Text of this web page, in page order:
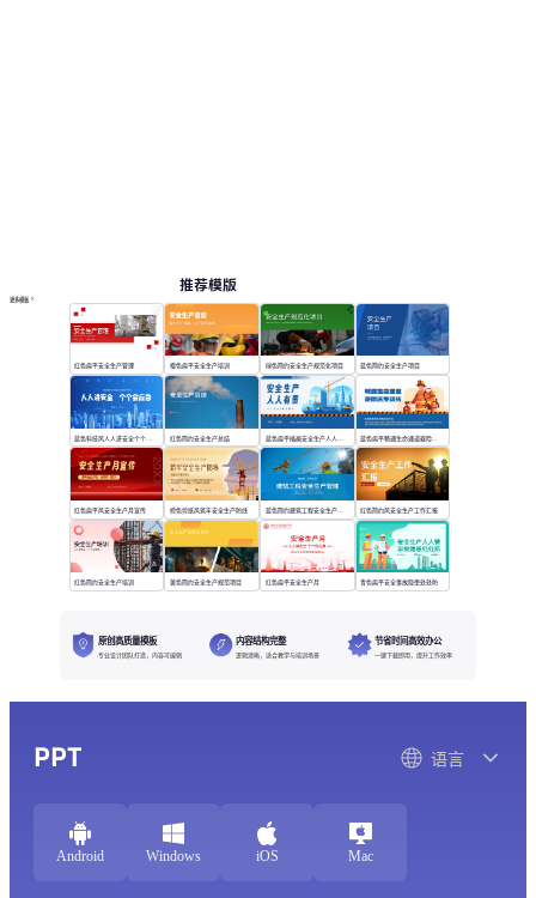
推荐模版
更多模板
红色扁平安全生产管理 橙色扁平安全生产培训 绿色简约安全生产规范化项目 蓝色简约安全生产项目
红色简约安全生产总结
红色扁平风安全生产月宣传 棕色剪纸风筑牢安全生产防线 蓝色简约建筑工程安全生产管理 红色简约风安全生产工作汇报
红色简约安全生产培训 黄色简约安全生产规范项目 红色扁平安全生产月 青色扁平安全事故隐患处处防
原创高质量模板
专业设计团队打造，内容可编辑
内容结构完整
逻辑清晰，适合教学与培训场景
节省时间高效办公
一键下载即用，提升工作效率
PPT 语言
Android Windows iOS Mac